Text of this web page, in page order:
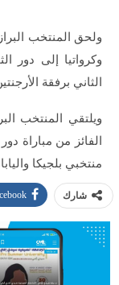
ولحق المنتخب
وكرواتيا إلى دور
الثاني برفقة
ويلتقي المنتخب
الفائز من مباراة
منتخبي بلجيكا
شارك